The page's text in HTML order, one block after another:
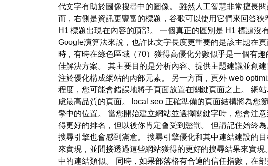
代文字有助於圖像搜尋中的圖像。 雖然人工智慧非常擅長
而，右側是資訊更豐富的標題，谷歌可以使用它們來回答
H1 標題出現在內容的頂部。 一個真正的區別是 H1 標題
Google演算法來說，也許比文字長度更重要的是該主題在
時，有時在綠色區域（70）獲得高優化分數似乎是一個有
佳解決方案。 其主要目的是分析內容、提供主題建議並創
注於優化構成網站的內部元素。 另一方面，頁外 web
程度，您可能會錯誤地將子頁面放置在關鍵頁面之上。 網
慮最高品質的頁面。
local seo 正確準備的頁面結構將為您
擎中的位置。 當您開始建立網站並選擇關鍵字時，您會注
得更好的排名，但以後你肯定會受到懲罰。 但請記住始終
搜尋引擎也會感到滿意。 搜尋引擎優化和其中連結建設的
來實現，並間接透過這些網站獲得的更好的搜尋結果來實
中的連結類似。 同時，如果部落格有合適的信任指數，在